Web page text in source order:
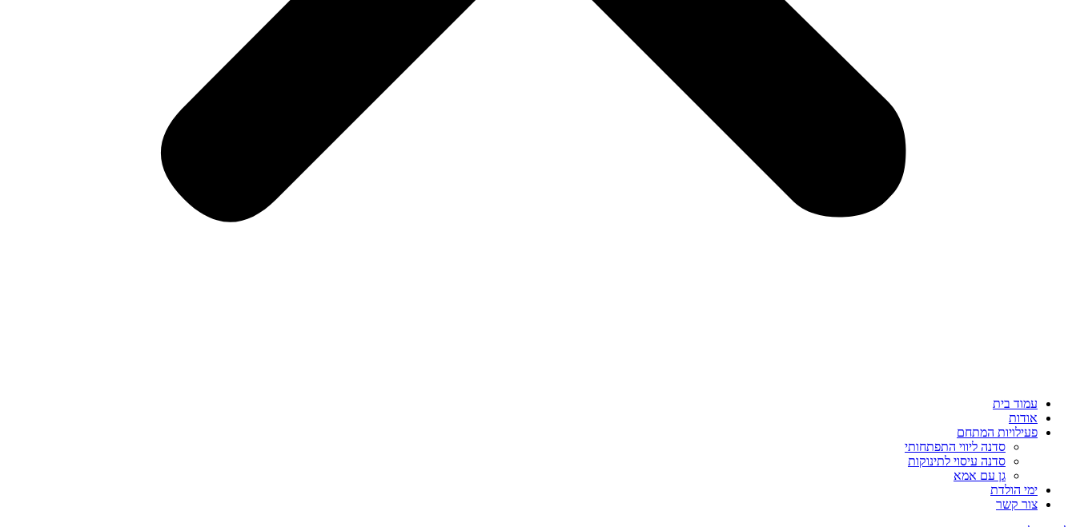
עמוד בית
אודות
פעילויות המתחם
סדנה ליווי התפתחותי
סדנה עיסוי לתינוקות
גן עם אמא
ימי הולדת
צור קשר